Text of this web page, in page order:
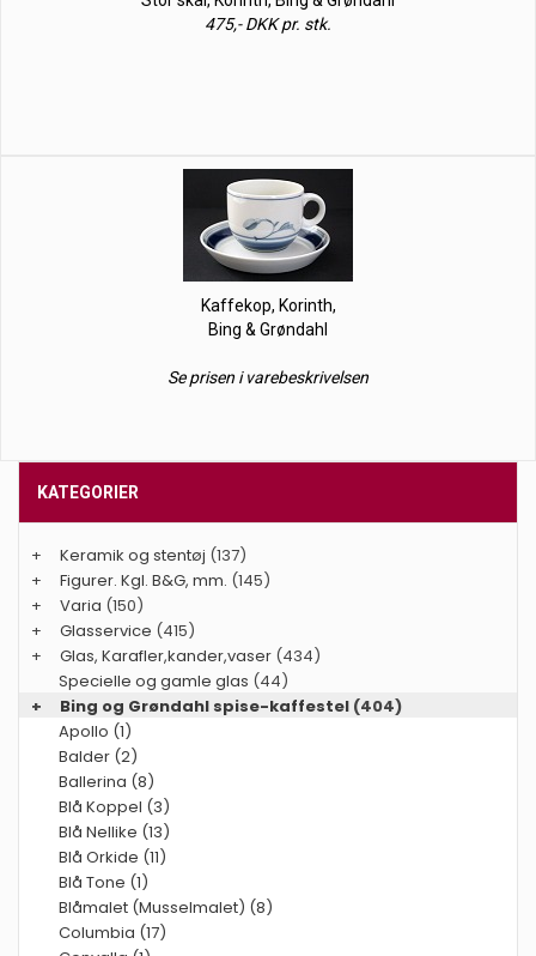
475,- DKK pr. stk.
Kaffekop, Korinth,
Bing & Grøndahl
Se prisen i varebeskrivelsen
KATEGORIER
+ Keramik og stentøj (137)
+
Figurer. Kgl. B&G, mm. (145)
+
Varia (150)
+
Glasservice (415)
+
Glas, Karafler,kander,vaser (434)
Specielle og gamle glas (44)
+
Bing og Grøndahl spise-kaffestel (404)
Apollo (1)
Balder (2)
Ballerina (8)
Blå Koppel (3)
Blå Nellike (13)
Blå Orkide (11)
Blå Tone (1)
Blåmalet (Musselmalet) (8)
Columbia (17)